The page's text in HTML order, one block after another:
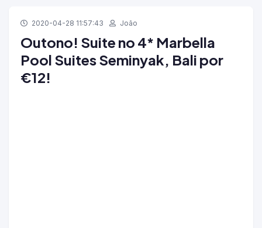
2020-04-28 11:57:43 João
Outono! Suite no 4* Marbella
Pool Suites Seminyak, Bali por
€12!